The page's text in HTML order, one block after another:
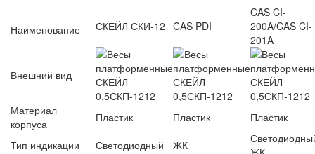
Наименование СКЕЙЛ СКИ-12 CAS PDI
CAS CI-
200A/CAS CI-
201A
Внешний вид
Материал
корпуса
Пластик Пластик
Пластик
Тип индикации
Светодиодный ЖК